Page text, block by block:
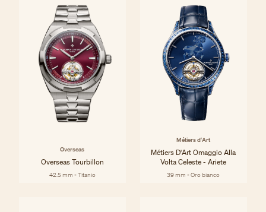
Overseas
Overseas Tourbillon
42.5 mm - Titanio
Métiers d'Art
Métiers D'Art Omaggio Alla
Volta Celeste - Ariete
39 mm - Oro bianco